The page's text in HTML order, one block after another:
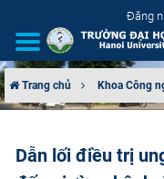
Đăng
CƠ CẤU TỔ CHỨC
Trang chủ Khoa Công
Dẫn lối điều trị